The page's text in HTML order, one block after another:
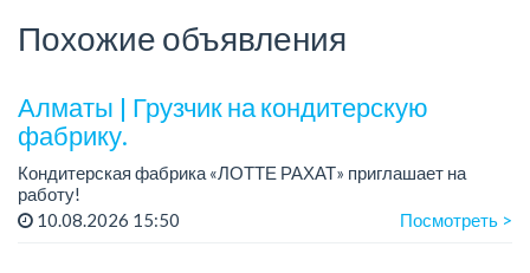
Похожие объявления
Алматы | Грузчик на кондитерскую
фабрику.
Кондитерская фабрика «ЛОТТЕ РАХАТ» приглашает на
работу!
График работы: сменный.
10.08.2026 15:50 Посмотреть >